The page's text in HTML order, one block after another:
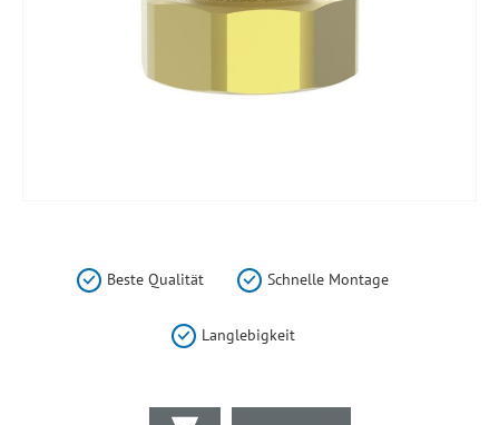
Beste Qualität Schnelle Montage
Langlebigkeit